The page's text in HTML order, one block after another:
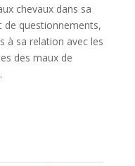
chevaux dans sa
de questionnements,
à sa relation avec les
des maux de